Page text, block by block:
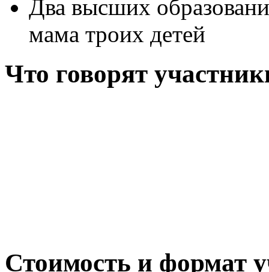
Два высших
мама троих детей
Что говорят
Стоимость и формат